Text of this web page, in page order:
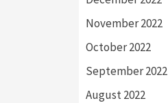
November 2022
October 2022
September 2022
August 2022